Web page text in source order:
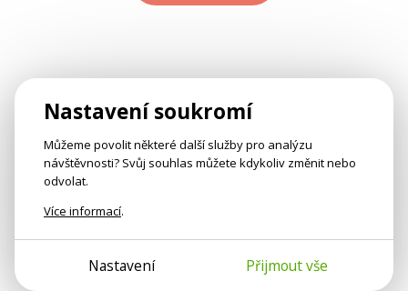
Nastavení soukromí
Můžeme povolit některé další služby pro analýzu
návštěvnosti? Svůj souhlas můžete kdykoliv změnit nebo
odvolat.
Více informací.
Nastavení Přijmout vše